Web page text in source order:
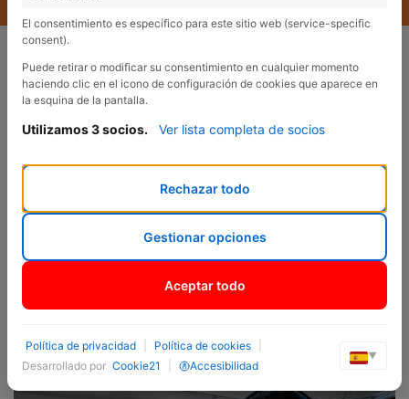
VENTAS
ayudarte?
El consentimiento es específico para este sitio web (service-specific
consent).
Puede retirar o modificar su consentimiento en cualquier momento
haciendo clic en el icono de configuración de cookies que aparece en
la esquina de la pantalla.
Utilizamos 3 socios. Ver lista completa de socios
Rechazar todo
Gestionar opciones
Aceptar todo
Política de privacidad Política de cookies
Desarrollado por Cookie21 Accesibilidad
▼